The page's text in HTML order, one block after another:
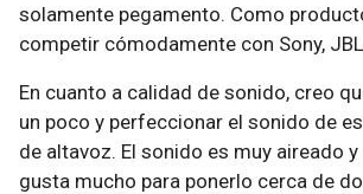
solamente pegamento. Como
competir cómodamente con Sony,
En cuanto a calidad de sonido, creo
un poco y perfeccionar el sonido de
de altavoz. El sonido es muy aireado
gusta mucho para ponerlo cerca de